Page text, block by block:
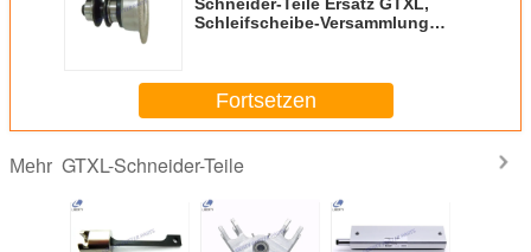
Schneider-Teile Ersatz GTXL,
Schleifscheibe-Versammlung
Fortsetzen
Mehr GTXL-Schneider-Teile